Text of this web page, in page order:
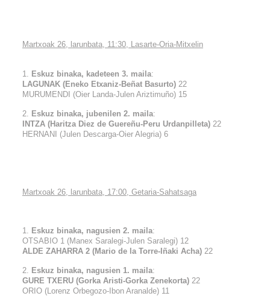
Martxoak 26, larunbata, 11:30, Lasarte-Oria-Mitxelin
1. Eskuz binaka, kadeteen 3. maila:
LAGUNAK (Eneko Etxaniz-Beñat Basurto) 22
MURUMENDI (Oier Landa-Julen Ariztimuño) 15
2. Eskuz binaka, jubenilen 2. maila:
INTZA (Haritza Diez de Guereñu-Peru Urdanpilleta) 22
HERNANI (Julen Descarga-Oier Alegria) 6
Martxoak 26, larunbata, 17:00, Getaria-Sahatsaga
1. Eskuz binaka, nagusien 2. maila:
OTSABIO 1 (Manex Saralegi-Julen Saralegi) 12
ALDE ZAHARRA 2 (Mario de la Torre-Iñaki Acha) 22
2. Eskuz binaka, nagusien 1. maila:
GURE TXERU (Gorka Aristi-Gorka Zenekorta) 22
ORIO (Lorenz Orbegozo-Ibon Aranalde) 11